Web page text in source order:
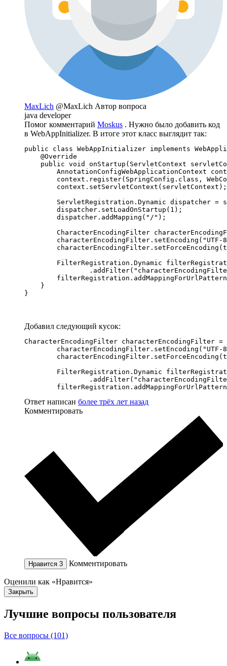
MaxLich @MaxLich Автор вопроса
java developer
Помог комментарий Moskus . Нужно было добавить код
в WebAppInitializer. В итоге этот класс выглядит так:
public class WebAppInitializer implements
    @Override
public void onStartup(ServletContext
AnnotationConfigWebApplicationContext
context.register(SpringConfig.class,
        context.setServletContext(servletContext);
ServletRegistration.Dynamic dispatcher =
        dispatcher.setLoadOnStartup(1);
        dispatcher.addMapping("/");
CharacterEncodingFilter
characterEncodingFilter.setEncoding("UTF-
FilterRegistration.Dynamic
    }
}
Добавил следующий кусок:
CharacterEncodingFilter characterEncodingFilter
characterEncodingFilter.setEncoding("UTF-
FilterRegistration.Dynamic
Ответ написан более трёх лет назад
Комментировать
Нравится 3 Комментировать
Оценили как «Нравится»
Закрыть
Лучшие вопросы пользователя
Все вопросы (101)